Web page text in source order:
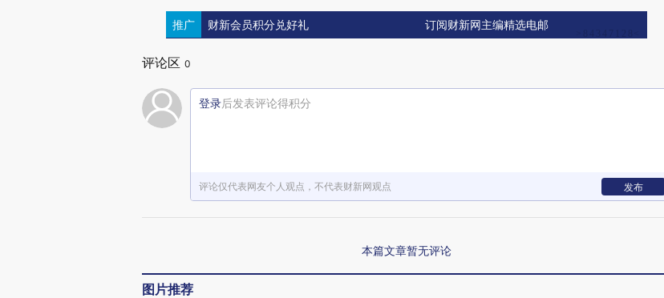
推广 财新会员积分兑好礼 订阅财新网主编精选电邮
评论区 0
登录后发表评论得积分
评论仅代表网友个人观点，不代表财新网观点 发布
本篇文章暂无评论
图片推荐